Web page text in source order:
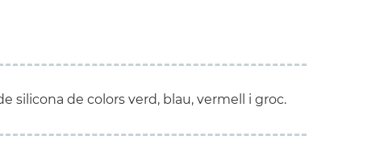
silicona de colors verd, blau, vermell i groc.